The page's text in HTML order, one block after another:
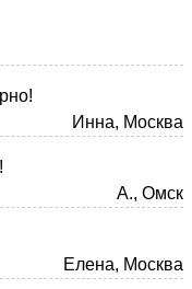
Инна, Москва
А., Омск
Елена, Москва